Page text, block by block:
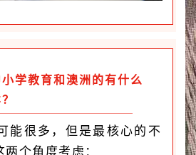
学教育和澳洲的有什么
能很多，但是最核心的不